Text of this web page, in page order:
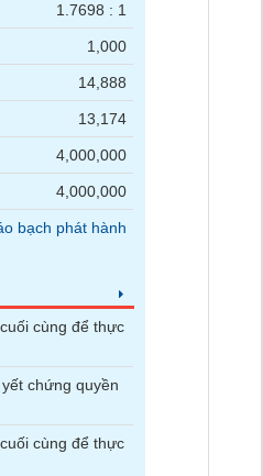
1.7698 : 1
1,000
14,888
13,174
4,000,000
4,000,000
bạch phát hành
cùng để thực
chứng quyền
cùng để thực